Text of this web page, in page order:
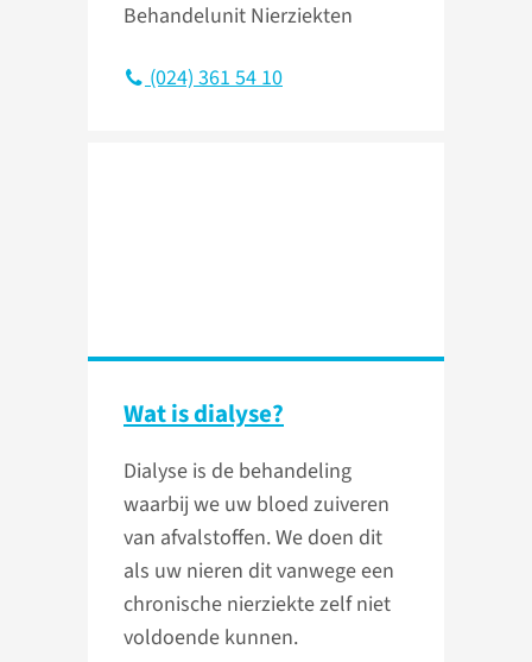
Behandelunit Nierziekten
(024) 361 54 10
Wat is dialyse?
Dialyse is de behandeling
waarbij we uw bloed zuiveren
van afvalstoffen. We doen dit
als uw nieren dit vanwege een
chronische nierziekte zelf niet
voldoende kunnen.